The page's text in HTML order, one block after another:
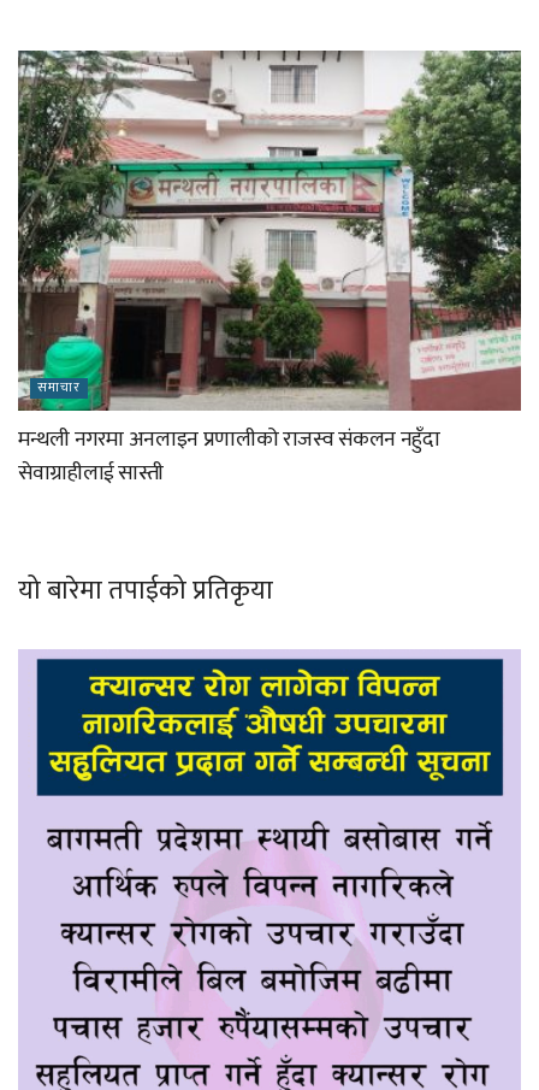
समाचार
मन्थली नगरमा अनलाइन प्रणालीको राजस्व संकलन नहुँदा
सेवाग्राहीलाई सास्ती
यो बारेमा तपाईको प्रतिकृया